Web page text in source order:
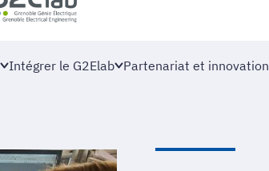
Intégrer le G2Elab Partenariat et innovation